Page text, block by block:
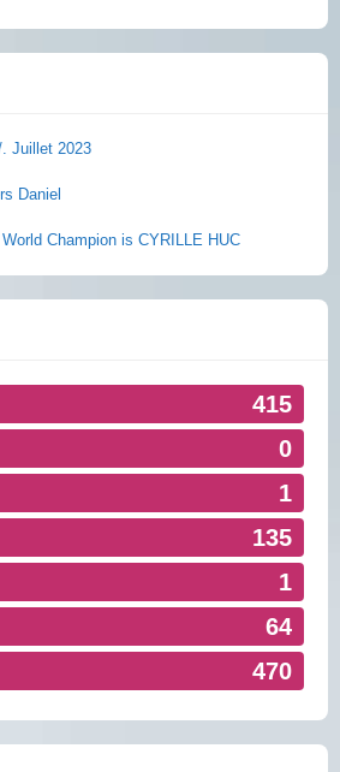
Juillet 2023
Daniel
Champion is CYRILLE HUC
415
0
1
135
1
64
470